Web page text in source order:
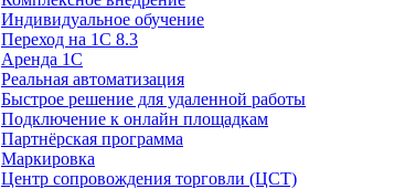
Индивидуальное обучение
Переход на 1С 8.3
Аренда 1С
Реальная автоматизация
Быстрое решение для удаленной работы
Подключение к онлайн площадкам
Партнёрская программа
Маркировка
Центр сопровождения торговли (ЦСТ)